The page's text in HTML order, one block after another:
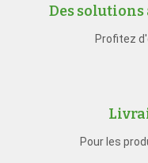
Des solutions
Profitez
Pour les